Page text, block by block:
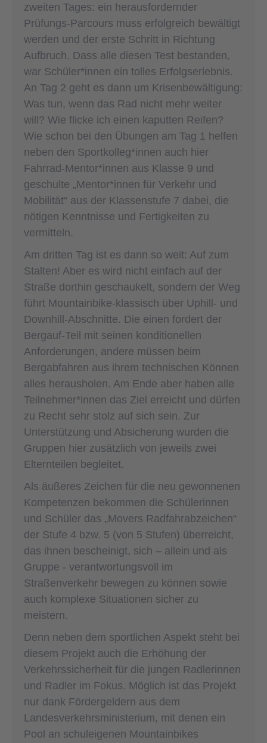
zweiten Tages: ein herausfordernder
Prüfungs-Parcours muss erfolgreich bewältigt
werden und der erste Schritt in Richtung
Aufbruch. Dass alle diesen Test bestanden,
war Schüler*innen ein tolles Erfolgserlebnis.
An Tag 2 geht es dann um Krisenbewältigung:
Was tun, wenn das Rad nicht mehr weiter
will? Wie flicke ich einen kaputten Reifen?
Wie schon bei den Übungen am Tag 1 helfen
neben den Sportkolleg*innen auch hier
Fahrrad-Mentor*innen aus Klasse 9 und
geschulte „Mentor*innen für Verkehr und
Mobilität“ aus der Klassenstufe 7 dabei, die
nötigen Kenntnisse und Fertigkeiten zu
vermitteln.
Am dritten Tag ist es dann so weit: Auf zum
Stalten! Aber es wird nicht einfach auf der
Straße dorthin geschaukelt, sondern der Weg
führt Mountainbike-klassisch über Uphill- und
Downhill-Abschnitte. Die einen fordert der
Bergauf-Teil mit seinen konditionellen
Anforderungen, andere müssen beim
Bergabfahren aus ihrem technischen Können
alles herausholen. Am Ende aber haben alle
Teilnehmer*innen das Ziel erreicht und dürfen
zu Recht sehr stolz auf sich sein. Zur
Unterstützung und Absicherung wurden die
Gruppen hier zusätzlich von jeweils zwei
Elternteilen begleitet.
Als äußeres Zeichen für die neu gewonnenen
Kompetenzen bekommen die Schülerinnen
und Schüler das „Movers Radfahrabzeichen“
der Stufe 4 bzw. 5 (von 5 Stufen) überreicht,
das ihnen bescheinigt, sich – allein und als
Gruppe - verantwortungsvoll im
Straßenverkehr bewegen zu können sowie
auch komplexe Situationen sicher zu
meistern.
Denn neben dem sportlichen Aspekt steht bei
diesem Projekt auch die Erhöhung der
Verkehrssicherheit für die jungen Radlerinnen
und Radler im Fokus. Möglich ist das Projekt
nur dank Fördergeldern aus dem
Landesverkehrsministerium, mit denen ein
Pool an schuleigenen Mountainbikes